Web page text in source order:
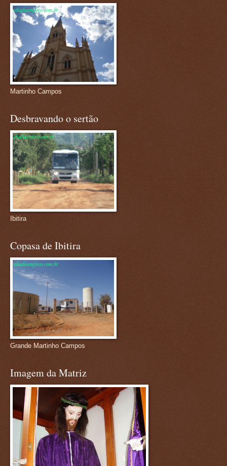
Martinho Campos
Desbravando o sertão
Ibitira
Copasa de Ibitira
Grande Martinho Campos
Imagem da Matriz